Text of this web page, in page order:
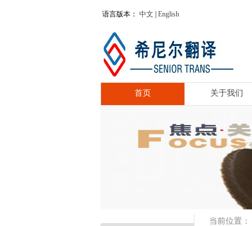
语言版本： 中文 English
首页 关于我们
当前位置：